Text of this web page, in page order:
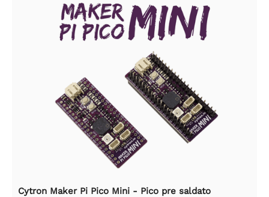
Cytron Maker Pi Pico Mini - Pico pre saldato